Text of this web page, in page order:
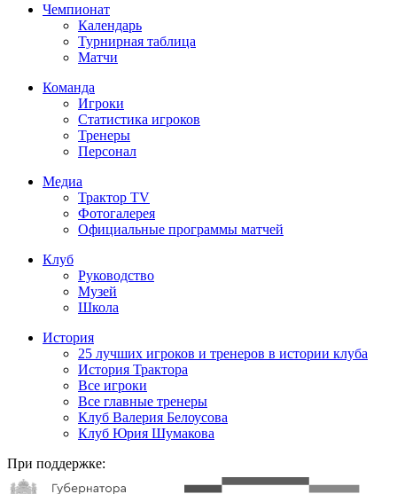
Чемпионат
Календарь
Турнирная таблица
Матчи
Команда
Игроки
Статистика игроков
Тренеры
Персонал
Медиа
Трактор TV
Фотогалерея
Официальные программы матчей
Клуб
Руководство
Музей
Школа
История
25 лучших игроков и тренеров в истории клуба
История Трактора
Все игроки
Все главные тренеры
Клуб Валерия Белоусова
Клуб Юрия Шумакова
При поддержке: